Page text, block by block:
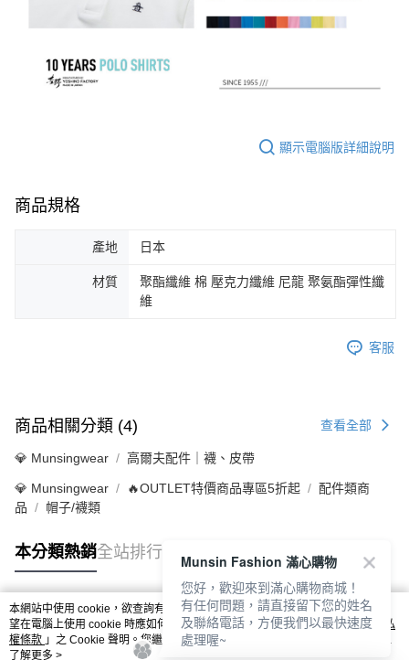
顯示電腦版詳細說明
商品規格
產地 日本
材質
聚酯纖維 棉 壓克力纖維 尼龍 聚氨酯彈性纖
維
客服
商品相關分類 (4) 查看全部
💎 Munsingwear 高爾夫配件｜襪、皮帶
💎 Munsingwear 🔥OUTLET特價商品專區5折起
配件類商
品
帽子/襪類
本分類熱銷全站排行
熱門標籤
本網站中使用 cookie，欲查詢有關本網站使用 cookie 方式之詳情，及若您不希
望在電腦上使用 cookie 時應如何變更電腦的 cookie 設定，請參閱本網站「
隱私
權條款 」之 Cookie 聲明。您繼續使用本網站即表示您同意本公司得按本網站使
用條款之 Cookie 聲明使用 cookie。
了解更多 >
Munsin Fashion 滿心購物
您好，歡迎來到滿心購物商城！
有任何問題，請直接留下您的姓名
及聯絡電話，方便我們以最快速度
處理喔~